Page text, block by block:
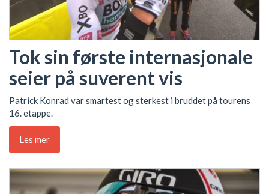
Tok sin første internasjonale
seier på suverent vis
Patrick Konrad var smartest og sterkest i bruddet på tourens
16. etappe.
Les mer